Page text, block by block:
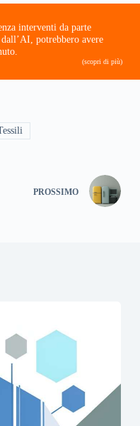
interventi da parte
potrebbero avere
(scopri di più)
PROSSIMO